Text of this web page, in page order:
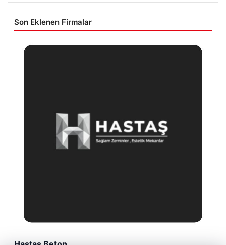
Son Eklenen Firmalar